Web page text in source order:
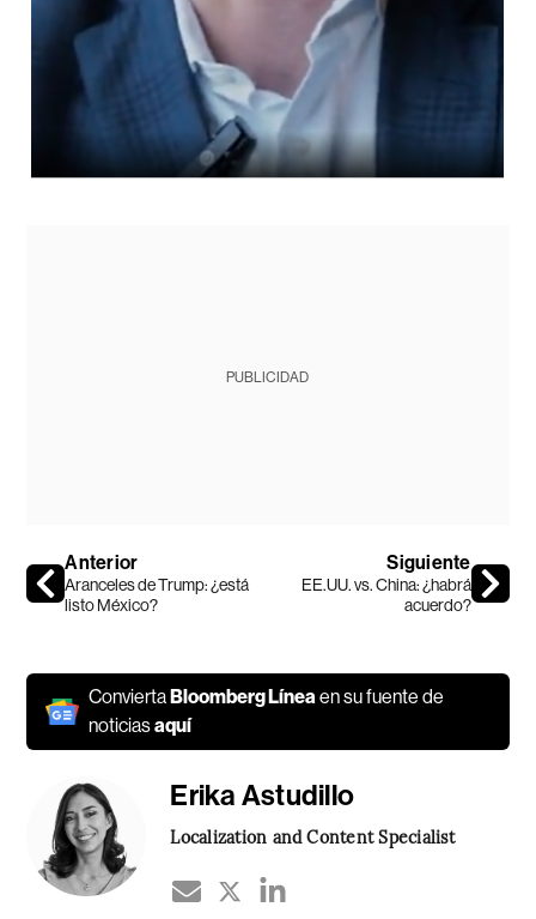
PUBLICIDAD
Anterior
Aranceles de Trump: ¿está
listo México?
Siguiente
EE.UU. vs. China: ¿habrá
acuerdo?
ConviertaBloomberg Líneaen su fuente de
noticiasaquí
Erika Astudillo
Localization and Content Specialist